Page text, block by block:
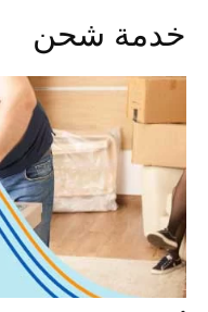
خدمة شحن